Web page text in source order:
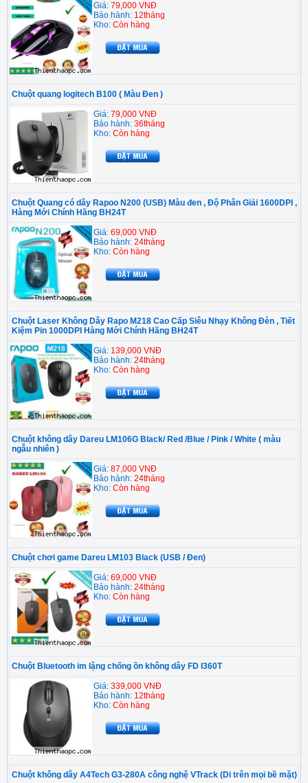
Giá: 79,000 VNĐ
Bảo hành: 12tháng
Kho: Còn hàng
Chuột quang logitech B100 ( Màu Đen )
Giá: 79,000 VNĐ
Bảo hành: 36tháng
Kho: Còn hàng
Chuột Quang có dây Rapoo N200 (USB) Màu đen , Độ Phân Giải 1600DPI ,
Hàng Mới Chính Hãng BH24T
Giá: 69,000 VNĐ
Bảo hành: 24tháng
Kho: Còn hàng
Chuột Laser Không Dây Rapo M218 Cao Cấp Siêu Nhạy Không Đèn , Tiết
Kiệm Pin 1000DPI Hàng Mới Chính Hãng BH24T
Giá: 139,000 VNĐ
Bảo hành: 24tháng
Kho: Còn hàng
Chuột không dây Dareu LM106G Black/ Red /Blue / Pink / White ( màu
ngẫu nhiên )
Giá: 87,000 VNĐ
Bảo hành: 24tháng
Kho: Còn hàng
Chuột chơi game Dareu LM103 Black (USB / Đen)
Giá: 69,000 VNĐ
Bảo hành: 24tháng
Kho: Còn hàng
Chuột Bluetooth im lặng chống ồn không dây FD I360T
Giá: 339,000 VNĐ
Bảo hành: 12tháng
Kho: Còn hàng
Chuột không dây A4Tech G3-280A công nghệ VTrack (Di trên mọi bề mặt)